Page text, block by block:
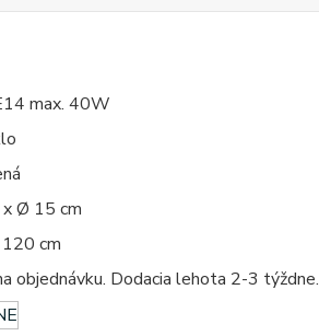
max. 40W
Ø 15 cm
120 cm
objednávku. Dodacia lehota 2-3 týždne.